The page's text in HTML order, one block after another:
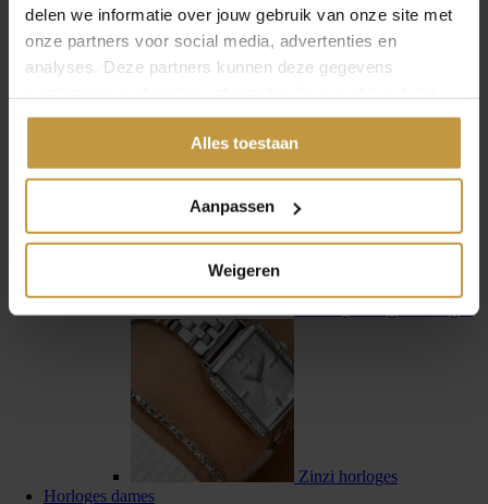
delen we informatie over jouw gebruik van onze site met
onze partners voor social media, advertenties en
analyses. Deze partners kunnen deze gegevens
gedeeld of die ze hebben verzameld via jouw gebruik van
Alles toestaan
Aanpassen
Weigeren
Swiss Military Hanowa
Zinzi horloges
Horloges dames